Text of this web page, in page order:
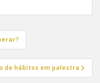
de hábitos em palestra